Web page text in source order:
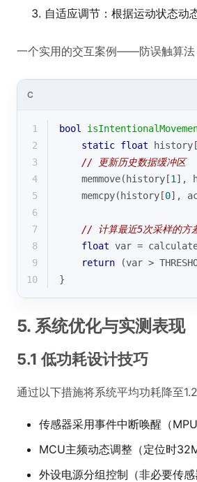
自适应调节：根据运动状态动
一个实用的交互案例——防误触算法
C
1 bool
2
static float history[
3
// 更新历史数据缓冲区
4
    memmove(history[
1 ],
5
memcpy(history[0],
6
7
// 计算最近5次采样的方
8
float var =
9
return (var >
10
}
5. 系统优化与实测表现
5.1 低功耗设计技巧
通过以下措施将系统平均功耗降至
传感器采用事件中断唤醒（
MCU主频动态调整（定位时
外设电源分组控制（非必要传感